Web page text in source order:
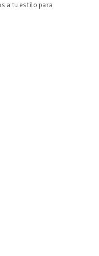
a tu estilo para